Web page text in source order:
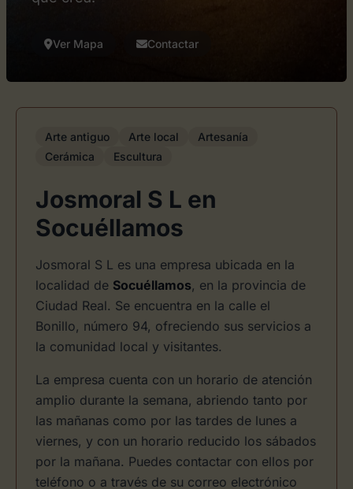
Ver Mapa Contactar
Arte antiguo Arte local
Artesanía
Cerámica
Escultura
Josmoral S L en
Socuéllamos
Josmoral S L es una empresa ubicada en la
localidad de Socuéllamos, en la provincia de
Ciudad Real. Se encuentra en la calle el
Bonillo, número 94, ofreciendo sus servicios a
la comunidad local y visitantes.
La empresa cuenta con un horario de atención
amplio durante la semana, abriendo tanto por
las mañanas como por las tardes de lunes a
viernes, y con un horario reducido los sábados
por la mañana. Puedes contactar con ellos por
teléfono o a través de su correo electrónico